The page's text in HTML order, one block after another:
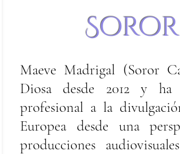
Maeve Madrigal (Soror
Diosa desde 2012 y ha
profesional a la
Europea desde una
producciones